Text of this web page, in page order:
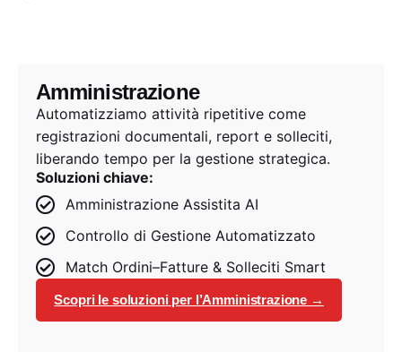
Amministrazione
Automatizziamo attività ripetitive come
registrazioni documentali, report e solleciti,
liberando tempo per la gestione strategica.
Soluzioni chiave:
Amministrazione Assistita AI
Controllo di Gestione Automatizzato
Match Ordini–Fatture & Solleciti Smart
Scopri le soluzioni per l’Amministrazione →